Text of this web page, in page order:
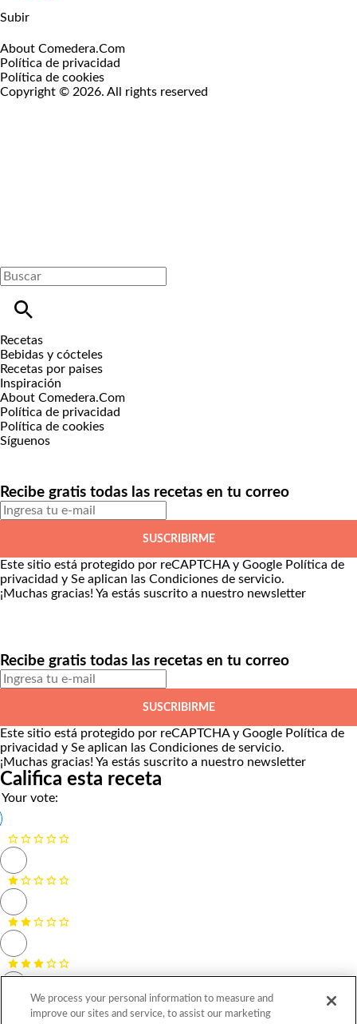
Subir
About Comedera.Com
Política de privacidad
Política de cookies
Copyright © 2026. All rights reserved
Recetas
Bebidas y cócteles
Recetas por paises
Inspiración
About Comedera.Com
Política de privacidad
Política de cookies
Síguenos
Recibe gratis todas las recetas en tu correo
SUSCRIBIRME
Este sitio está protegido por reCAPTCHA y Google Política de
privacidad y Se aplican las Condiciones de servicio.
¡Muchas gracias! Ya estás suscrito a nuestro newsletter
Recibe gratis todas las recetas en tu correo
SUSCRIBIRME
Este sitio está protegido por reCAPTCHA y Google Política de
privacidad y Se aplican las Condiciones de servicio.
¡Muchas gracias! Ya estás suscrito a nuestro newsletter
Califica esta receta
Your vote:
We process your personal information to measure and
improve our sites and service, to assist our marketing